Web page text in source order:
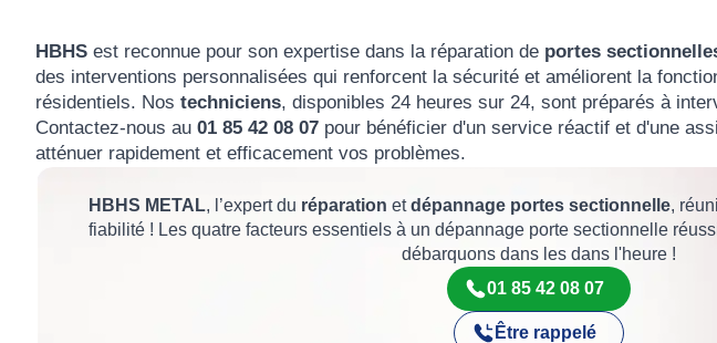
HBHS est reconnue pour son expertise dans la réparation de portes
des interventions personnalisées qui renforcent la sécurité et améliorent la
résidentiels. Nos techniciens, disponibles 24 heures sur 24, sont préparés à
Contactez-nous au 01 85 42 08 07 pour bénéficier d'un service réactif et d'une
atténuer rapidement et efficacement vos problèmes.
HBHS METAL, l’expert du réparation etdépannage portes sectionnelle,
fiabilité ! Les quatre facteurs essentiels à un dépannage porte sectionnelle
débarquons dans les dans l'heure !
01 85 42 08 07
Être rappelé